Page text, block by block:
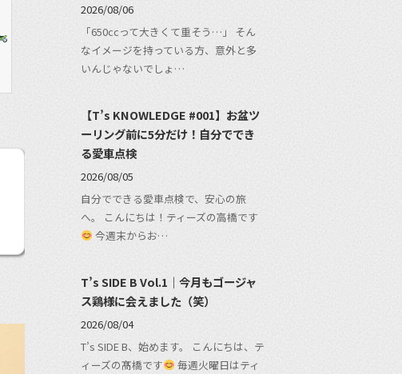
2026/08/06
「650ccって大きくて重そう…」 そん
なイメージを持っている方、意外と多
いんじゃないでしょ…
【T’s KNOWLEDGE #001】お盆ツ
ーリング前に5分だけ！自分ででき
る愛車点検
2026/08/05
自分でできる愛車点検で、安心の旅
へ。 こんにちは！ティーズの高橋です
今週末からお…
T’s SIDE B Vol.1｜今月もゴージャ
ス鶏様に会えました（笑）
2026/08/04
T’s SIDE B、始めます。 こんにちは、テ
ィーズの髙橋です
毎週火曜日はティ